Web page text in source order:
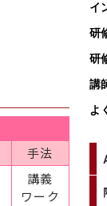
手法
講義
ワーク
イ
研
研
講
よ